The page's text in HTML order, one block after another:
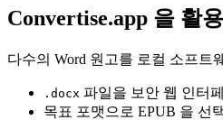
Convertise.app 을 활
다수의 Word 원고를 로컬 소프트
.docx 파일을 보안 웹 인터
목표 포맷으로 EPUB 을 선